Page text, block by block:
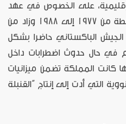
على الخصوص في عهد
الجنرال ضياء الحق الذي بقي في السلطة من 1977 إلى 1988 وزاد من
الباكستاني حاضرا بشكل
في حال حدوث اضطرابات داخل
كانت المملكة تضمن ميزانيات
التي أدت إلى إنتاج “القنبلة